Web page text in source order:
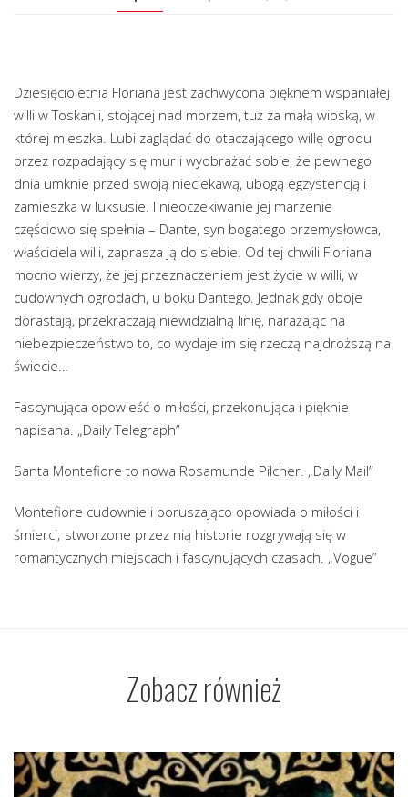
Dziesięcioletnia Floriana jest zachwycona pięknem wspaniałej
willi w Toskanii, stojącej nad morzem, tuż za małą wioską, w
której mieszka. Lubi zaglądać do otaczającego willę ogrodu
przez rozpadający się mur i wyobrażać sobie, że pewnego
dnia umknie przed swoją nieciekawą, ubogą egzystencją i
zamieszka w luksusie. I nieoczekiwanie jej marzenie
częściowo się spełnia – Dante, syn bogatego przemysłowca,
właściciela willi, zaprasza ją do siebie. Od tej chwili Floriana
mocno wierzy, że jej przeznaczeniem jest życie w willi, w
cudownych ogrodach, u boku Dantego. Jednak gdy oboje
dorastają, przekraczają niewidzialną linię, narażając na
niebezpieczeństwo to, co wydaje im się rzeczą najdroższą na
świecie…
Fascynująca opowieść o miłości, przekonująca i pięknie
napisana. „Daily Telegraph”
Santa Montefiore to nowa Rosamunde Pilcher. „Daily Mail”
Montefiore cudownie i poruszająco opowiada o miłości i
śmierci; stworzone przez nią historie rozgrywają się w
romantycznych miejscach i fascynujących czasach. „Vogue”
Zobacz również